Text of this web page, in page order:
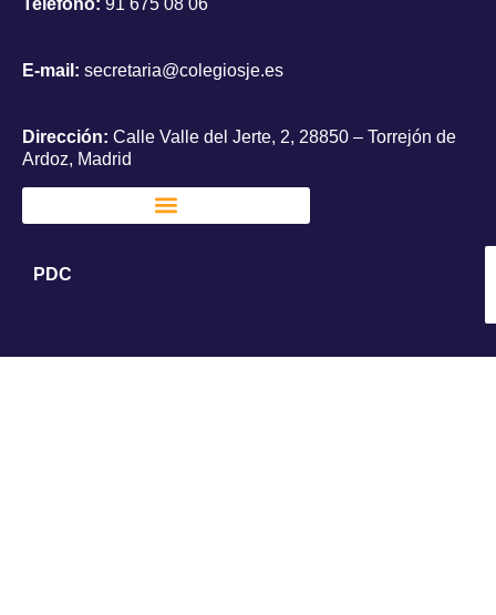
Teléfono: 91 675 08 06
E-mail: secretaria@colegiosje.es
Dirección: Calle Valle del Jerte, 2, 28850 – Torrejón de
Ardoz, Madrid
PDC